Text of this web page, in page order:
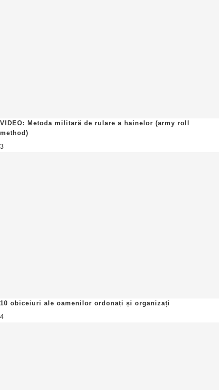
VIDEO: Metoda militară de rulare a hainelor (army roll
method)
3
10 obiceiuri ale oamenilor ordonați și organizați
4